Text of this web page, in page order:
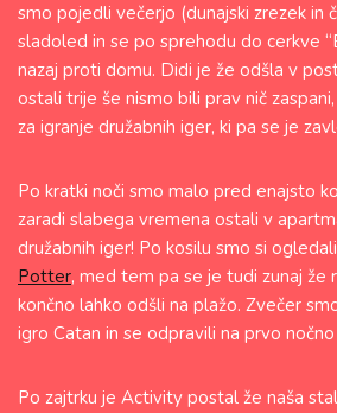
smo pojedli večerjo (dunajski zrezek in
sladoled in se po sprehodu do cerkve
nazaj proti domu. Didi je že odšla v
ostali trije še nismo bili prav nič
za igranje družabnih iger, ki pa se je
Po kratki noči smo malo pred enajsto
zaradi slabega vremena ostali v
družabnih iger! Po kosilu smo si
Potter, med tem pa se je tudi zunaj že
končno lahko odšli na plažo. Zvečer
igro Catan in se odpravili na prvo
Po zajtrku je Activity postal že naša